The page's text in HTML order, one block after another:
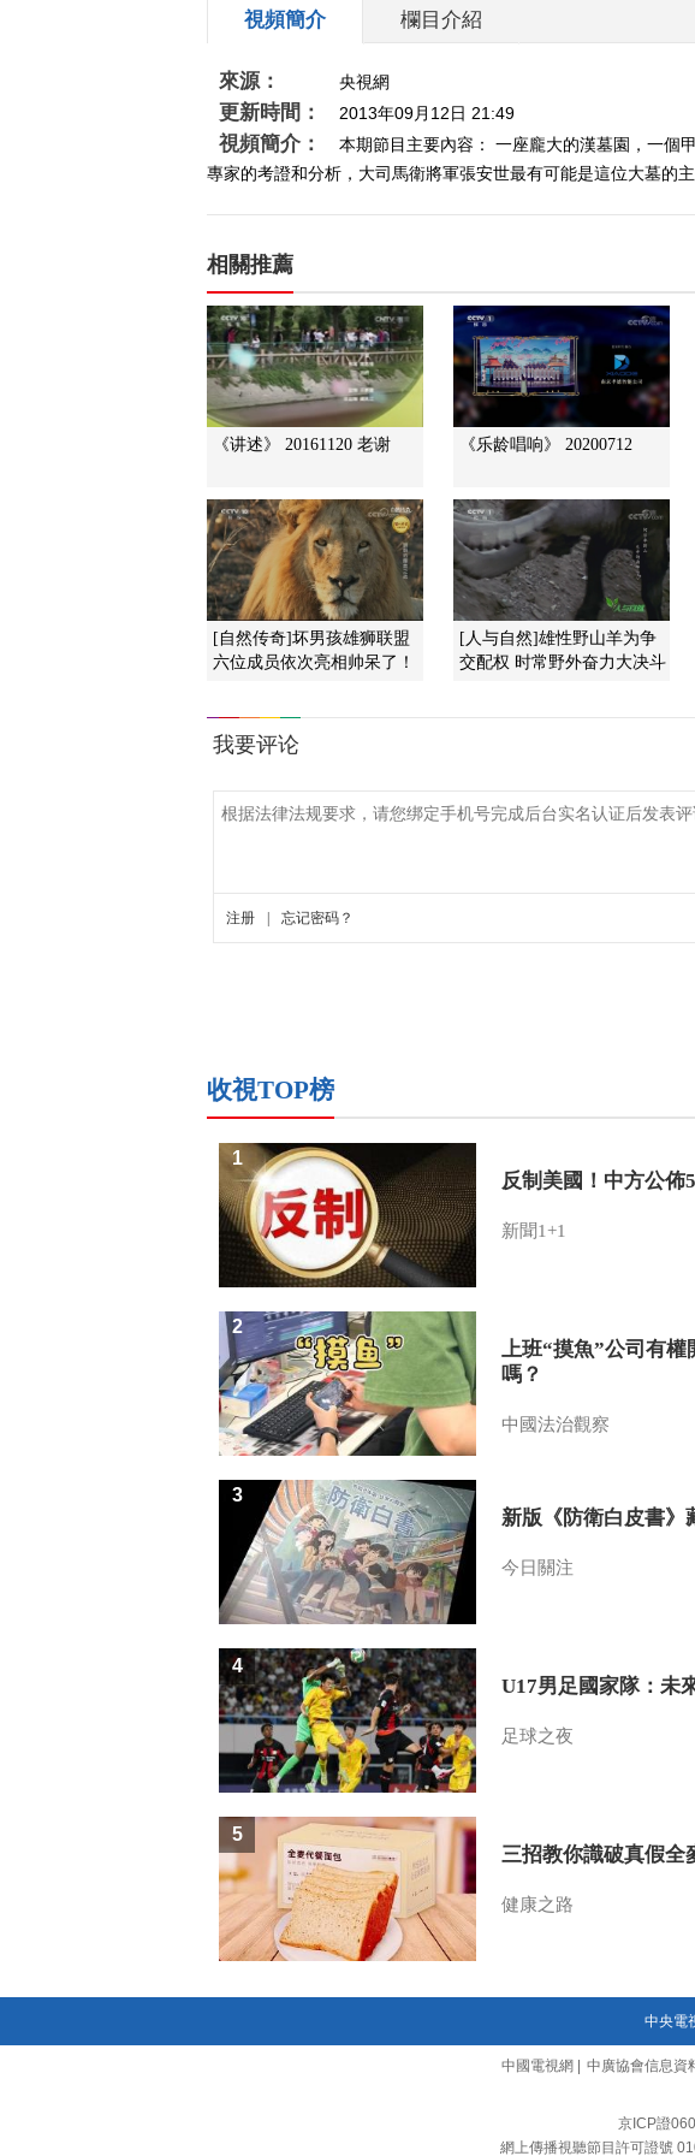
視頻簡介 欄目介紹
來源： 央視網
更新時間： 2013年09月12日 21:49
視頻簡介：
本期節目主要內容： 一座龐大的漢墓園，一個
專家的考證和分析，大司馬衛將軍張安世最有可能是這位大墓的
相關推薦
《讲述》 20161120 老谢 《乐龄唱响》 20200712
[自然传奇]坏男孩雄狮联盟
六位成员依次亮相帅呆了！
[人与自然]雄性野山羊为争
交配权 时常野外奋力大决斗
收視TOP榜
反制美國！中方公佈
新聞1+1
1
上班“摸魚”公司有權
嗎？
中國法治觀察
2
新版《防衛白皮書》
今日關注
3
U17男足國家隊：未
足球之夜
4
三招教你識破真假全
健康之路
5
中央電
中國電視網 中廣協會信息資
京ICP證
網上傳播視聽節目許可證號